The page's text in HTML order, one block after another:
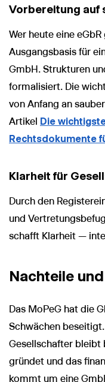
Vorbereitung auf
Wer heute eine
Ausgangsbasis für
GmbH. Strukturen
formalisiert. Die
von Anfang an
Artikel Die
Rechtsdokumente
Klarheit für
Durch den
und
schafft Klarheit —
Nachteile
Das MoPeG hat die
Schwächen
Gesellschafter bleibt
gründet und das
kommt um eine